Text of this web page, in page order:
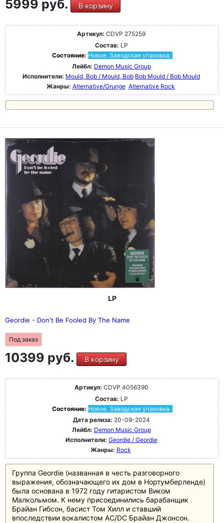
5999 руб. В корзину
Артикул: CDVP 275259
Состав: LP
Состояние: Новое. Заводская упаковка.
Лейбл: Demon Music Group
Исполнители: Mould, Bob / Mould, Bob Bob Mould / Bob Mould
Жанры: Alternative/Grunge Alternative Rock
LP
Geordie - Don't Be Fooled By The Name
Под заказ
10399 руб. В корзину
Артикул: CDVP 4056390
Состав: LP
Состояние: Новое. Заводская упаковка.
Дата релиза: 20-09-2024
Лейбл: Demon Music Group
Исполнители: Geordie / Geordie
Жанры: Rock
Группа Geordie (названная в честь разговорного
выражения, обозначающего их дом в Нортумберленде)
была основана в 1972 году гитаристом Виком
Малкольмом. К нему присоединились барабанщик
Брайан Гибсон, басист Том Хилл и ставший
впоследствии вокалистом AC/DC Брайан Джонсон.